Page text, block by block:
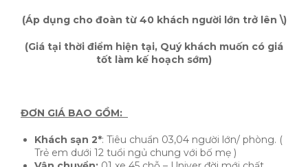
(Áp dụng cho đoàn từ 40 khách người lớn trở lên \)
(Giá tại thời điểm hiện tại, Quý khách muốn có giá
tốt làm kế hoạch sớm)
ĐƠN GIÁ BAO GỒM:
Khách sạn 2*: Tiêu chuẩn 03,04 người lớn/ phòng. (
Trẻ em dưới 12 tuổi ngủ chung với bố mẹ )